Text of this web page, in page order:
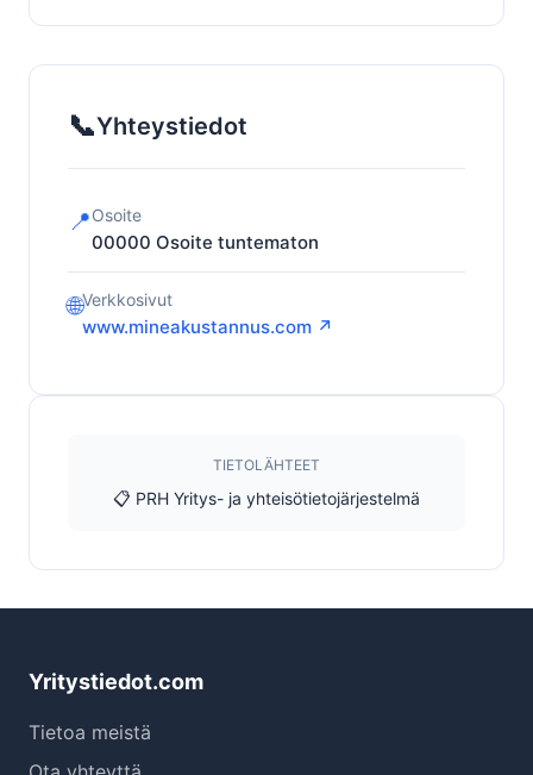
📞Yhteystiedot
📍Osoite
00000 Osoite tuntematon
🌐Verkkosivut
www.mineakustannus.com ↗
TIETOLÄHTEET
📋 PRH Yritys- ja yhteisötietojärjestelmä
Yritystiedot.com
Tietoa meistä